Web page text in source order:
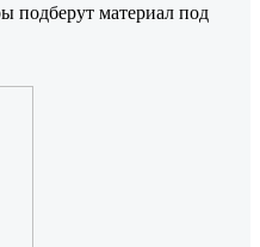
подберут материал под